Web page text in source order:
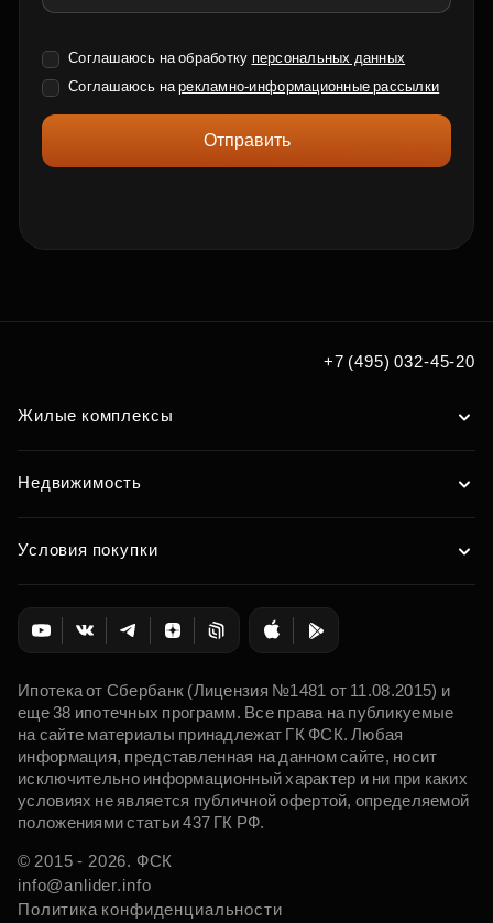
Соглашаюсь на обработку персональных данных
Соглашаюсь нарекламно-информационные рассылки
Отправить
+7 (495) 032-45-20
Жилые комплексы
Недвижимость
Условия покупки
Ипотека от Сбербанк (Лицензия №1481 от 11.08.2015) и
еще 38 ипотечных программ. Все права на публикуемые
на сайте материалы принадлежат ГК ФСК. Любая
информация, представленная на данном сайте, носит
исключительно информационный характер и ни при каких
условиях не является публичной офертой, определяемой
положениями статьи 437 ГК РФ.
© 2015 - 2026. ФСК
info@anlider.info
Политика конфиденциальности